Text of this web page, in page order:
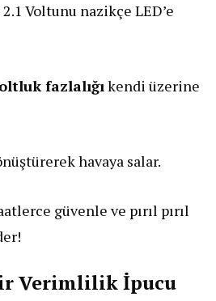
Voltunu nazikçe LED’e
fazlalığıkendi üzerine
havaya salar.
güvenle ve pırıl pırıl
Verimlilik İpucu